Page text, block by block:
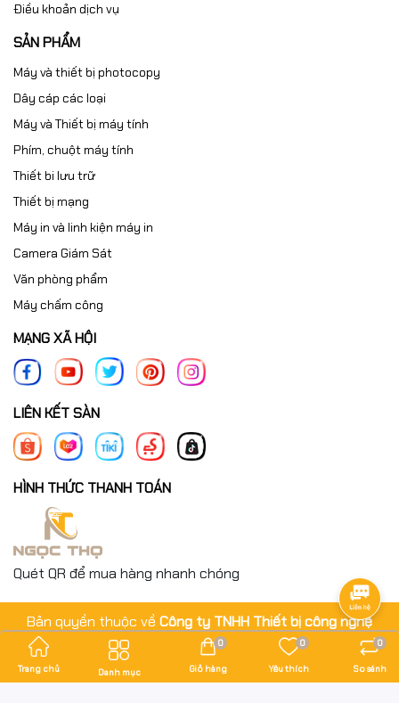
Điều khoản dịch vụ
SẢN PHẨM
Máy và thiết bị photocopy
Dây cáp các loại
Máy và Thiết bị máy tính
Phím, chuột máy tính
Thiết bi lưu trữ
Thiết bị mạng
Máy in và linh kiện máy in
Camera Giám Sát
Văn phòng phẩm
Máy chấm công
MẠNG XÃ HỘI
LIÊN KẾT SÀN
HÌNH THỨC THANH TOÁN
Quét QR để mua hàng nhanh chóng
Bản quyền thuộc về Công ty TNHH Thiết bị công nghệ
Ngọc Thọ
Cung cấp bởiSapo
Trang chủ Danh mục Giỏ hàng
0
Yêu thích
0
So sánh
0